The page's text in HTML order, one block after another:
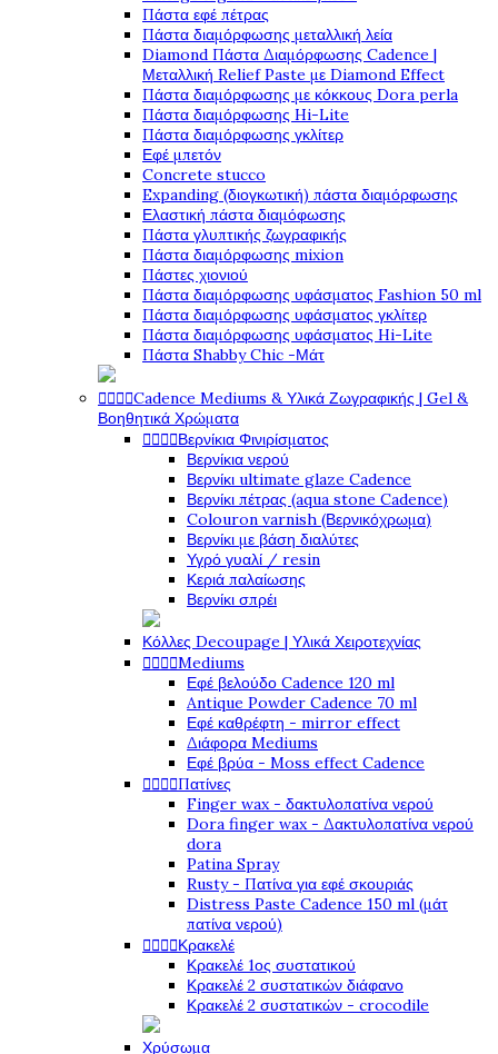
Πάστα εφέ πέτρας
Πάστα διαμόρφωσης μεταλλική λεία
Diamond Πάστα Διαμόρφωσης Cadence |
Μεταλλική Relief Paste με Diamond Effect
Πάστα διαμόρφωσης με κόκκους Dora perla
Πάστα διαμόρφωσης Hi-Lite
Πάστα διαμόρφωσης γκλίτερ
Εφέ μπετόν
Concrete stucco
Expanding (διογκωτική) πάστα διαμόρφωσης
Ελαστική πάστα διαμόφωσης
Πάστα γλυπτικής ζωγραφικής
Πάστα διαμόρφωσης mixion
Πάστες χιονιού
Πάστα διαμόρφωσης υφάσματος Fashion 50 ml
Πάστα διαμόρφωσης υφάσματος γκλίτερ
Πάστα διαμόρφωσης υφάσματος Hi-Lite
Πάστα Shabby Chic -Μάτ
Cadence Mediums & Υλικά Ζωγραφικής | Gel &
Βοηθητικά Χρώματα
Βερνίκια Φινιρίσματος
Βερνίκια νερού
Βερνίκι ultimate glaze Cadence
Βερνίκι πέτρας (aqua stone Cadence)
Colouron varnish (Βερνικόχρωμα)
Βερνίκι με βάση διαλύτες
Υγρό γυαλί / resin
Κεριά παλαίωσης
Βερνίκι σπρέι
Κόλλες Decoupage | Υλικά Χειροτεχνίας
Mediums
Εφέ βελούδο Cadence 120 ml
Antique Powder Cadence 70 ml
Εφέ καθρέφτη - mirror effect
Διάφορα Mediums
Εφέ βρύα - Moss effect Cadence
Πατίνες
Finger wax - δακτυλοπατίνα νερού
Dora finger wax - Δακτυλοπατίνα νερού
dora
Patina Spray
Rusty - Πατίνα για εφέ σκουριάς
Distress Paste Cadence 150 ml (μάτ
πατίνα νερού)
Κρακελέ
Κρακελέ 1ος συστατικού
Κρακελέ 2 συστατικών διάφανο
Κρακελέ 2 συστατικών - crocodile
Χρύσωμα